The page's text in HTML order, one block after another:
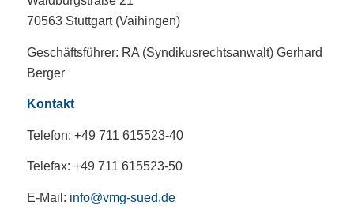
70563 Stuttgart (Vaihingen)
Geschäftsführer: RA (Syndikusrechtsanwalt) Gerhard
Berger
Kontakt
Telefon: +49 711 615523-40
Telefax: +49 711 615523-50
E-Mail: info@vmg-sued.de